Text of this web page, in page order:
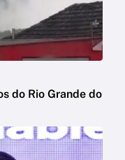
do Rio Grande do